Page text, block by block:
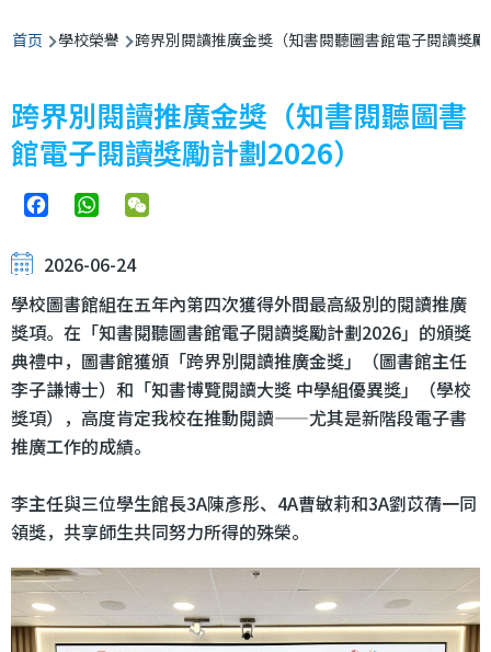
面
包
屑
首页 學校榮譽 跨界別閱讀推廣金獎（知書閱聽圖書館電子閱讀獎
跨界別閱讀推廣金獎（知書閱聽圖書
館電子閱讀獎勵計劃2026）
FacebookWhatsApp
2026-06-24
學校圖書館組在五年內第四次獲得外間最高級別的閱讀推廣
獎項。在「知書閱聽圖書館電子閱讀獎勵計劃2026」的頒獎
典禮中，圖書館獲頒「跨界別閱讀推廣金獎」（圖書館主任
李子謙博士）和「知書博覽閱讀大獎 中學組優異獎」（學校
獎項），高度肯定我校在推動閱讀——尤其是新階段電子書
推廣工作的成績。
李主任與三位學生館長3A陳彥彤、4A曹敏莉和3A劉苡蒨一同
領獎，共享師生共同努力所得的殊榮。